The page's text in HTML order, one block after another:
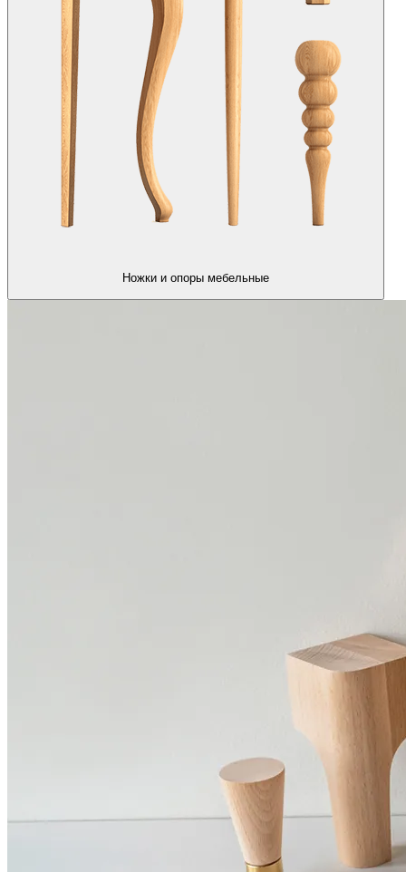
Ножки и опоры мебельные